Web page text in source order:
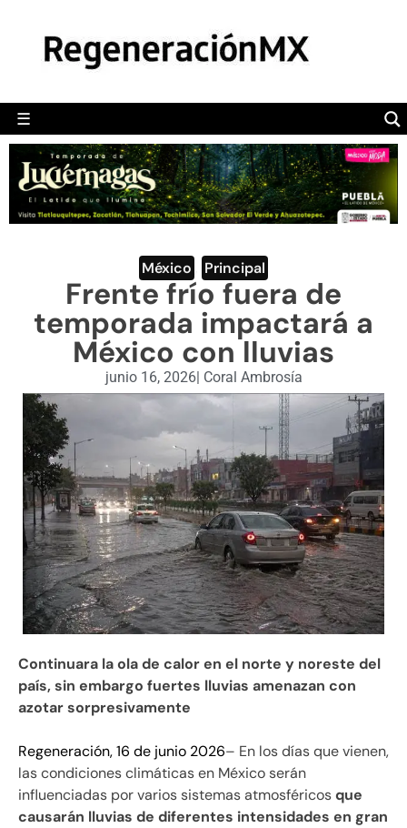
☰
POLÍTICA
CAMALEÓN
OPINIÓN
DEPORTES
ENGLISH SECTION
VIDEOS
México Principal
Frente frío fuera de
temporada impactará a
México con lluvias
junio 16, 2026| Coral Ambrosía
Continuara la ola de calor en el norte y noreste del
país, sin embargo fuertes lluvias amenazan con
azotar sorpresivamente
Regeneración, 16 de junio 2026– En los días que vienen,
las condiciones climáticas en México serán
influenciadas por varios sistemas atmosféricosque
causarán lluvias de diferentes intensidades en gran